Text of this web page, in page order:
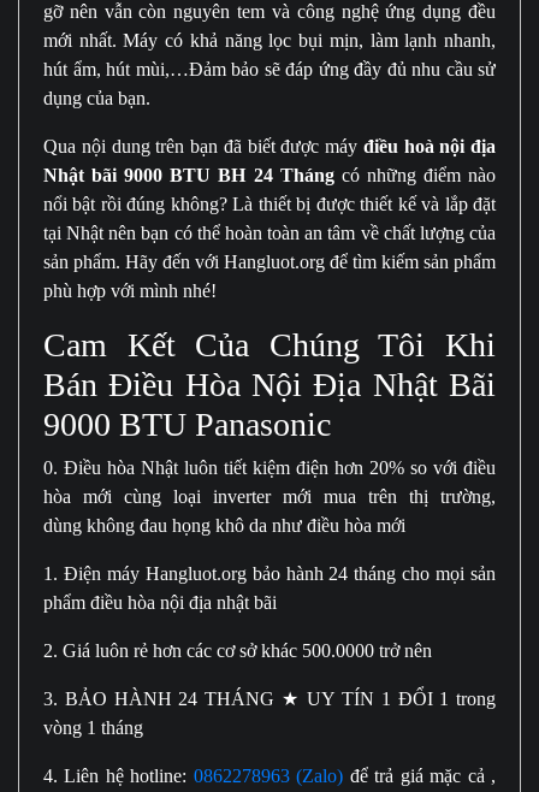
gỡ nên vẫn còn nguyên tem và công nghệ ứng dụng đều
mới nhất. Máy có khả năng lọc bụi mịn, làm lạnh nhanh,
hút ẩm, hút mùi,…Đảm bảo sẽ đáp ứng đầy đủ nhu cầu sử
dụng của bạn.
Qua nội dung trên bạn đã biết được máy điều hoà nội địa
Nhật bãi 9000 BTU BH 24 Tháng có những điểm nào
nổi bật rồi đúng không? Là thiết bị được thiết kế và lắp đặt
tại Nhật nên bạn có thể hoàn toàn an tâm về chất lượng của
sản phẩm. Hãy đến với Hangluot.org để tìm kiếm sản phẩm
phù hợp với mình nhé!
Cam Kết Của Chúng Tôi Khi
Bán Điều Hòa Nội Địa Nhật Bãi
9000 BTU Panasonic
0. Điều hòa Nhật luôn tiết kiệm điện hơn 20% so với điều
hòa mới cùng loại inverter mới mua trên thị trường,
dùng không đau họng khô da như điều hòa mới
1. Điện máy Hangluot.org bảo hành 24 tháng cho mọi sản
phẩm điều hòa nội địa nhật bãi
2. Giá luôn rẻ hơn các cơ sở khác 500.0000 trở nên
3. BẢO HÀNH 24 THÁNG ★ UY TÍN 1 ĐỔI 1 trong
vòng 1 tháng
4. Liên hệ hotline: 0862278963 (Zalo) để trả giá mặc cả ,